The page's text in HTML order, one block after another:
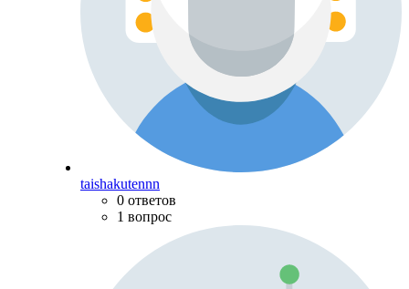
taishakutennn
0 ответов
1 вопрос